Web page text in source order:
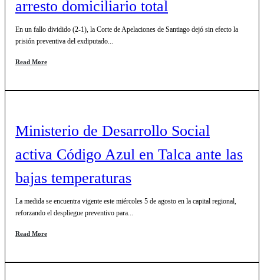
arresto domiciliario total
En un fallo dividido (2-1), la Corte de Apelaciones de Santiago dejó sin efecto la
prisión preventiva del exdiputado...
Read More
Ministerio de Desarrollo Social
activa Código Azul en Talca ante las
bajas temperaturas
La medida se encuentra vigente este miércoles 5 de agosto en la capital regional,
reforzando el despliegue preventivo para...
Read More